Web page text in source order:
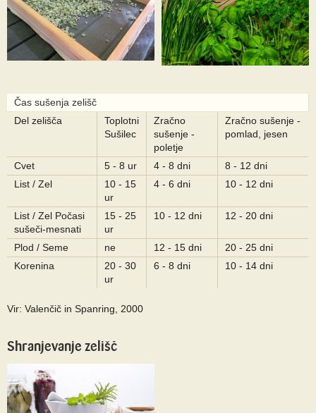
Čas sušenja zelišč
Del zelišča
Toplotni
Sušilec
Zračno
sušenje -
poletje
Zračno sušenje -
pomlad, jesen
Cvet 5 - 8 ur 4 - 8 dni
8 - 12 dni
List / Zel
10 - 15
ur
4 - 6 dni 10 - 12 dni
List / Zel Počasi
sušeči-mesnati
15 - 25
ur
10 - 12 dni 12 - 20 dni
Plod / Seme ne 12 - 15 dni
20 - 25 dni
Korenina
20 - 30
ur
6 - 8 dni 10 - 14 dni
Vir: Valenčič in Spanring, 2000
Shranjevanje zelišč